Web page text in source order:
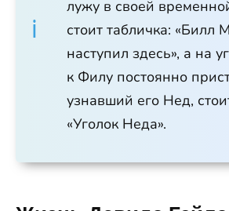
лужу в своей
стоит табличка: «Билл
наступил здесь», а на
к Филу постоянно
узнавший его Нед,
«Уголок Неда».